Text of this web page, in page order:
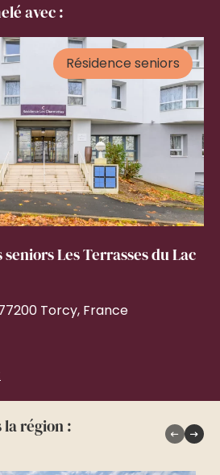
avec :
Résidence seniors
Les Terrasses du Lac
Torcy, France
la région :